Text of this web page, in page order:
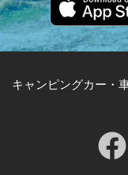
キャンピングカー・